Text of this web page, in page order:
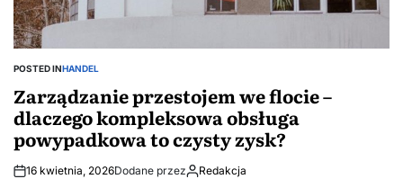
POSTED INHANDEL
Zarządzanie przestojem we flocie –
dlaczego kompleksowa obsługa
powypadkowa to czysty zysk?
16 kwietnia, 2026Dodane przez Redakcja